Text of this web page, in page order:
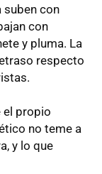
con
con
y pluma. La
respecto
el propio
no teme a
y lo que